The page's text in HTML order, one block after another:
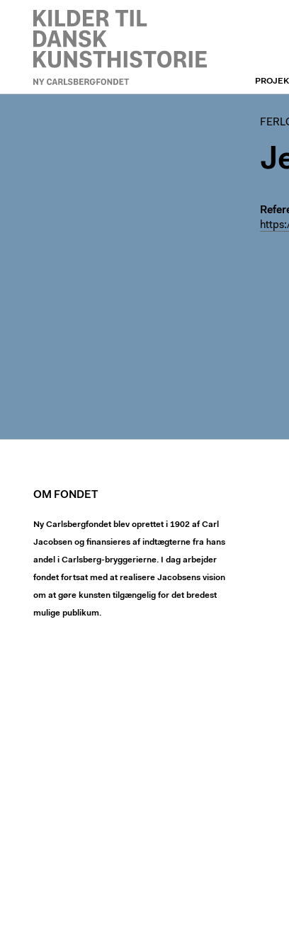
FERLOV MANCOBA
OM FONDET
Ny Carlsbergfondet blev oprettet i 1902 af Carl
Jacobsen og finansieres af indtægterne fra hans
andel i Carlsberg-bryggerierne. I dag arbejder
fondet fortsat med at realisere Jacobsens vision
om at gøre kunsten tilgængelig for det bredest
mulige publikum.